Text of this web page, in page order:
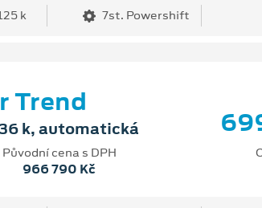
k 7st. Powershift
Trend
k, automatická
Původní cena s DPH
966 790 Kč